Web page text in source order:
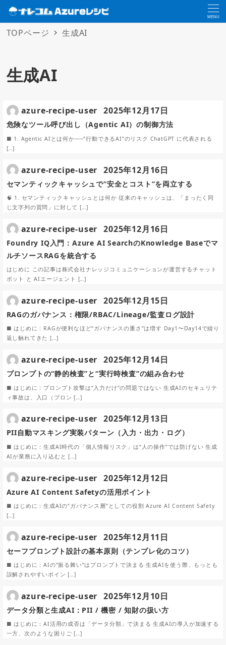
MENU
TOPページ 生成AI
生成AI
危険なツール呼び出し（Agentic AI）の制御方法
■ 1. Agentic AIとは何か──“行動できるAI”のリスク ChatGPT に代表される
[…]
azure-recipe-user 2025年12月17日
セマンティックキャッシュで“安全とコスト”を両立する
🧠 1. セマンティックキャッシュとは何か 従来のキャッシュは、「まったく同
じ文字列の質問」に対して […]
azure-recipe-user 2025年12月16日
Foundry IQ入門：Azure AI SearchのKnowledge Baseでマ
ルチソースRAGを統合する
はじめに この記事は株式会社ナレッジコミュニケーションが運営するチャット
ボット と AIエージェント […]
azure-recipe-user 2025年12月16日
RAGのガバナンス：権限/RBAC/Lineage/監査ログ設計
■ はじめに：RAGが便利なほど“ガバナンスの重さ”は増す Day1〜Day14で繰り
返し触れてきた […]
azure-recipe-user 2025年12月15日
プロンプトの“静的検査”と“実行時検査”の組み合わせ
■ はじめに：プロンプト攻撃は“入力だけ”の問題ではない 生成AIのセキュリテ
ィ事故は、入口（プロン […]
azure-recipe-user 2025年12月14日
PII自動マスキング実装パターン（入力・出力・ログ）
■ はじめに：生成AI時代の「個人情報リスク」は“人の操作”では防げない 生成
AIが業務に入り込むと […]
azure-recipe-user 2025年12月13日
Azure AI Content Safetyの活用ポイント
■ はじめに：生成AIの“ガバナンス層”としての役割 Azure AI Content Safety
[…]
azure-recipe-user 2025年12月12日
セーフプロンプト設計の基本原則（テンプレ化のコツ）
■ はじめに：AIの“振る舞い”はプロンプトで決まる 生成AIを使う際、もっとも
誤解されやすいポイン […]
azure-recipe-user 2025年12月11日
データ分類と生成AI：PII / 機密 / 知財の扱い方
■ はじめに：AI活用の成否は「データ分類」で決まる 生成AIの導入が加速する
一方、次のような困りご […]
azure-recipe-user 2025年12月10日